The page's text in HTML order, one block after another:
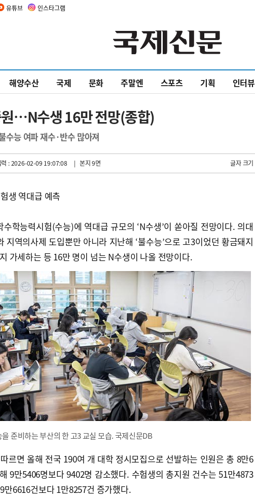
유튜브 인스타그램
해양수산 국제 문화 주말엔 스포츠 기획 인터뷰
…N수생 16만 전망(종합)
수능 여파 재수·반수 많아져
: 2026-02-09 19:07:08 | 본지 9면 글자 크기
생 역대급 예측
학능력시험(수능)에 역대급 규모의 ‘N수생’이 쏟아질 전망이다. 의대
지역의사제 도입뿐만 아니라 지난해 ‘불수능’으로 고3이었던 황금돼지
가세하는 등 16만 명이 넘는 N수생이 나올 전망이다.
준비하는 부산의 한 고3 교실 모습. 국제신문DB
르면 올해 전국 190여 개 대학 정시모집으로 선발하는 인원은 총 8만6
9만5406명보다 9402명 감소했다. 수험생의 총지원 건수는 51만4873
만6616건보다 1만8257건 증가했다.